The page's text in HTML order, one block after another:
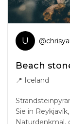
U @
Beach
📍 Iceland
Sie in
Naturdenkmal,